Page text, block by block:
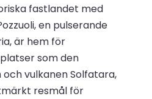
fastlandet med
en pulserande
är hem för
som den
vulkanen Solfatara,
resmål för